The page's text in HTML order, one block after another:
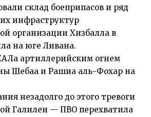
склад боеприпасов и ряд
инфраструктур
организации Хизбалла в
на юге Ливана.
артиллерийским огнем
Шебаа и Рашиа аль-Фохар на
незадолго до этого тревоги
Галилеи — ПВО перехватила